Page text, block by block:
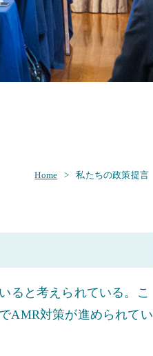
Home > 私たちの政策提言
ると考えられている。こ
AMR対策が進められてい